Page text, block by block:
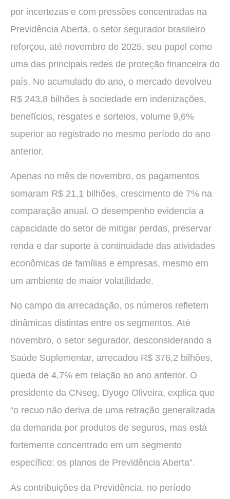
por incertezas e com pressões concentradas na
Previdência Aberta, o setor segurador brasileiro
reforçou, até novembro de 2025, seu papel como
uma das principais redes de proteção financeira do
país. No acumulado do ano, o mercado devolveu
R$ 243,8 bilhões à sociedade em indenizações,
benefícios, resgates e sorteios, volume 9,6%
superior ao registrado no mesmo período do ano
anterior.
Apenas no mês de novembro, os pagamentos
somaram R$ 21,1 bilhões, crescimento de 7% na
comparação anual. O desempenho evidencia a
capacidade do setor de mitigar perdas, preservar
renda e dar suporte à continuidade das atividades
econômicas de famílias e empresas, mesmo em
um ambiente de maior volatilidade.
No campo da arrecadação, os números refletem
dinâmicas distintas entre os segmentos. Até
novembro, o setor segurador, desconsiderando a
Saúde Suplementar, arrecadou R$ 376,2 bilhões,
queda de 4,7% em relação ao ano anterior. O
presidente da CNseg, Dyogo Oliveira, explica que
“o recuo não deriva de uma retração generalizada
da demanda por produtos de seguros, mas está
fortemente concentrado em um segmento
específico: os planos de Previdência Aberta”.
As contribuições da Previdência, no período